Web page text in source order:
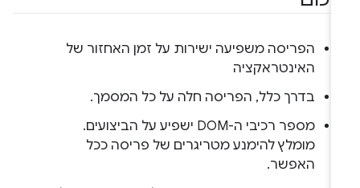
הפריסה משפיעה ישירות על זמן האחזור של
האינטראקציה
בדרך כלל, הפריסה חלה על כל המסמך.
מספר רכיבי ה-DOM ישפיע על הביצועים.
מומלץ להימנע מטריגרים של פריסה ככל
האפשר.